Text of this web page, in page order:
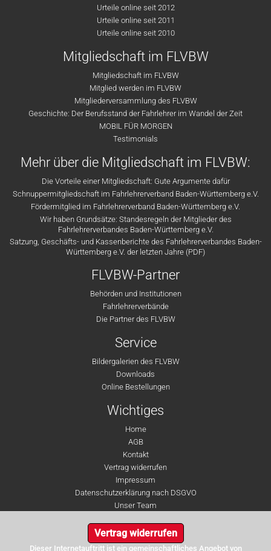
Urteile online seit 2012
Urteile online seit 2011
Urteile online seit 2010
Mitgliedschaft im FLVBW
Mitgliedschaft im FLVBW
Mitglied werden im FLVBW
Mitgliederversammlung des FLVBW
Geschichte: Der Berufsstand der Fahrlehrer im Wandel der Zeit
MOBIL FÜR MORGEN
Testimonials
Mehr über die Mitgliedschaft im FLVBW:
Die Vorteile einer Mitgliedschaft: Gute Argumente dafür
Schnuppermitgliedschaft im Fahrlehrerverband Baden-Württemberg e.V.
Fördermitglied im Fahrlehrerverband Baden-Württemberg e.V.
Wir haben Grundsätze: Standesregeln der Mitglieder des
Fahrlehrerverbandes Baden-Württemberg e.V.
Satzung, Geschäfts- und Kassenberichte des Fahrlehrerverbandes Baden-
Württemberg e.V. der letzten Jahre (PDF)
FLVBW-Partner
Behörden und Institutionen
Fahrlehrerverbände
Die Partner des FLVBW
Service
Bildergalerien des FLVBW
Downloads
Online Bestellungen
Wichtiges
Home
AGB
Kontakt
Vertrag widerrufen
Impressum
Datenschutzerklärung nach DSGVO
Unser Team
Vertrag widerrufen
Dieser Internetauftritt ist ein gemeinschaftliches Angebot von